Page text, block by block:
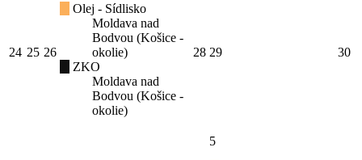
24 25 26
Olej - Sídlisko
Moldava nad
Bodvou (Košice -
okolie)
ZKO
Moldava nad
Bodvou (Košice -
okolie)
28 29 30
5